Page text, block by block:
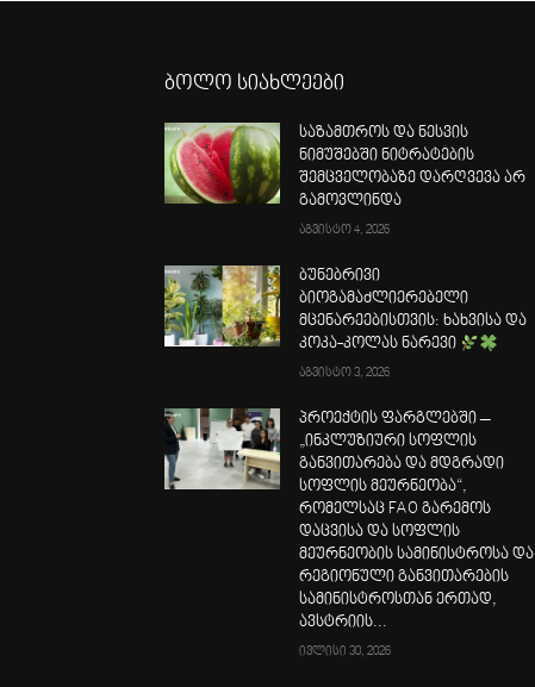
ბოლო სიახლეები
საზამთროს და ნესვის
ნიმუშებში ნიტრატების
შემცველობაზე დარღვევა არ
გამოვლინდა
აგვისტო 4, 2026
ბუნებრივი
ბიოგამაძლიერებელი
მცენარეებისთვის: ხახვისა და
კოკა-კოლას ნარევი
აგვისტო 3, 2026
პროექტის ფარგლებში –
„ინკლუზიური სოფლის
განვითარება და მდგრადი
სოფლის მეურნეობა“,
რომელსაც FAO გარემოს
დაცვისა და სოფლის
მეურნეობის სამინისტროსა და
რეგიონული განვითარების
სამინისტროსთან ერთად,
ავსტრიის...
ივლისი 30, 2026